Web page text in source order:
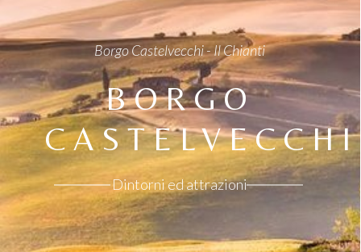
LA MAGIA
DEL
CHIANTI
Borgo Castelvecchi - nel cuore del Chianti
Dintorni ed attrazioni